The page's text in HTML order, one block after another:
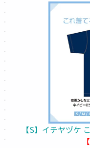
【S】イチヤヅケ